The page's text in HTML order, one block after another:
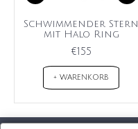
Schwimmender Stern
mit Halo Ring
€155
+ WARENKORB